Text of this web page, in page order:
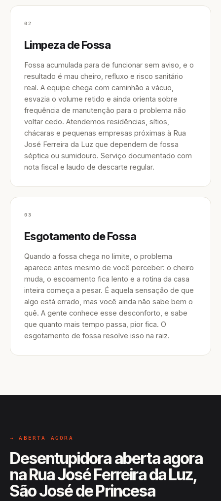
02
Limpeza de Fossa
Fossa acumulada para de funcionar sem aviso, e o
resultado é mau cheiro, refluxo e risco sanitário
real. A equipe chega com caminhão a vácuo,
esvazia o volume retido e ainda orienta sobre
frequência de manutenção para o problema não
voltar cedo. Atendemos residências, sítios,
chácaras e pequenas empresas próximas à Rua
José Ferreira da Luz que dependem de fossa
séptica ou sumidouro. Serviço documentado com
nota fiscal e laudo de descarte regular.
03
Esgotamento de Fossa
Quando a fossa chega no limite, o problema
aparece antes mesmo de você perceber: o cheiro
muda, o escoamento fica lento e a rotina da casa
inteira começa a pesar. É aquela sensação de que
algo está errado, mas você ainda não sabe bem o
quê. A gente conhece esse desconforto, e sabe
que quanto mais tempo passa, pior fica. O
esgotamento de fossa resolve isso na raiz.
→ ABERTA AGORA
Desentupidora aberta agora
na Rua José Ferreira da Luz,
São José de Princesa